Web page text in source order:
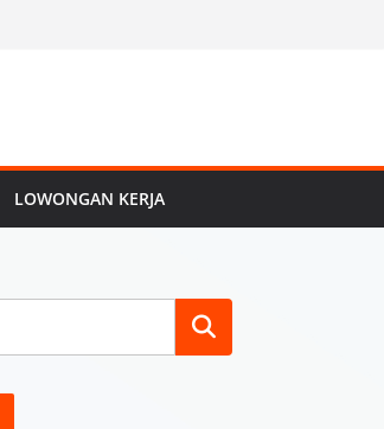
LOWONGAN KERJA
Search